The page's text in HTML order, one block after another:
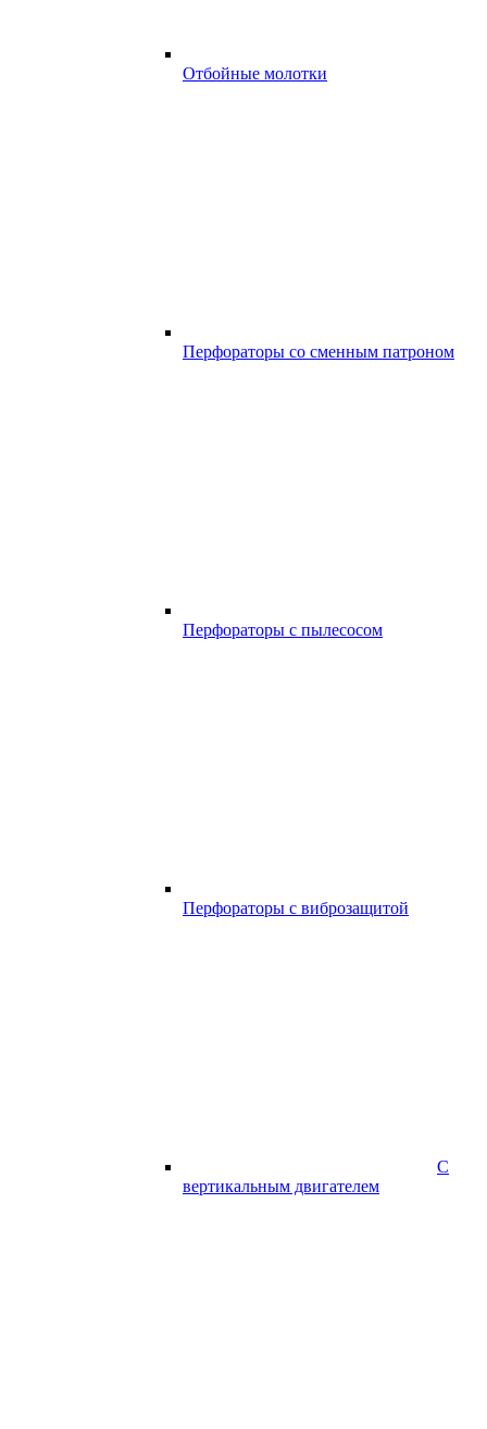
Отбойные молотки
Перфораторы со сменным патроном
Перфораторы с пылесосом
Перфораторы с виброзащитой
С
вертикальным двигателем